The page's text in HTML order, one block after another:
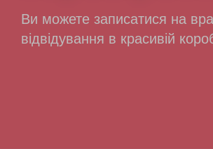
Ви можете записатися на
відвідування в красивій